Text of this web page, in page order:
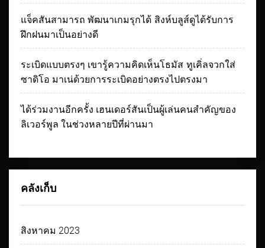
แจ็คสันสามารถ พัฒนาเกมรุกได้ สิงห์บลูส์ดูได้รับการ
ฝึกฝนมาเป็นอย่างดี
ระเบิดแบบตรงๆ เขารู้ความคิดเห็นโธมัส ทูเคิ่ลจวกใส่
ซาดิโอ มาเน่ด้วยการระเบิดอย่างตรงไปตรงมา
ได้ร่วมงานอีกครั้ง เฮนเดอร์สันเป็นผู้เล่นคนสำคัญของ
ลิเวอร์พูล ในช่วงหลายปีที่ผ่านมา
คลังเก็บ
สิงหาคม 2023